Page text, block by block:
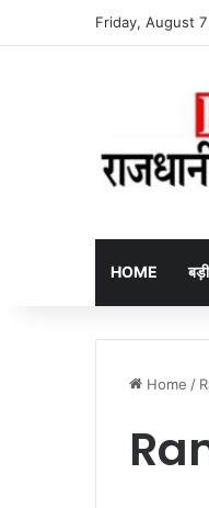
Friday, August
HOME
Home /